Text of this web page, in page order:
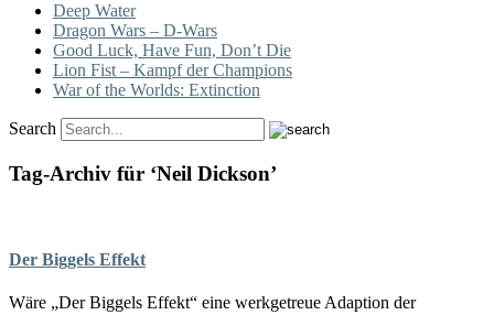
Deep Water
Dragon Wars – D-Wars
Good Luck, Have Fun, Don’t Die
Lion Fist – Kampf der Champions
War of the Worlds: Extinction
Search
Tag-Archiv für ‘Neil Dickson’
Der Biggels Effekt
Wäre „Der Biggels Effekt“ eine werkgetreue Adaption der